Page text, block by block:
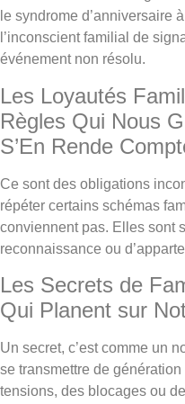
le syndrome d’anniversaire
l’inconscient familial de
événement non résolu.
Les Loyautés
Règles Qui Nous
S’En Rende
Ce sont des obligations
répéter certains schémas
conviennent pas. Elles sont
reconnaissance ou
Les Secrets de
Qui Planent sur
Un secret, c’est comme un
se transmettre de
tensions, des blocages ou